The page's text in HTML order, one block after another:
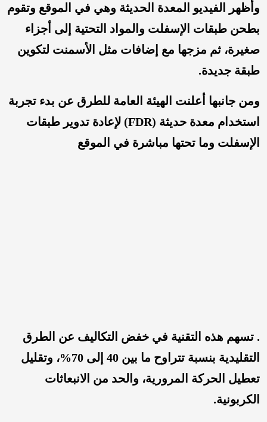
وأظهر الفيديو المعدة الحديثة وهي في الموقع وتقوم
بطحن طبقات الإسفلت والمواد التحتية إلى أجزاء
صغيرة، ثم مزجها مع إضافات مثل الأسمنت لتكوين
طبقة جديدة.
ومن جانبها أعلنت الهيئة العامة للطرق عن بدء تجربة
استخدام معدة حديثة (FDR) لإعادة تدوير طبقات
الإسفلت وما تحتها مباشرة في الموقع
. تسهم هذه التقنية في خفض التكاليف عن الطرق
التقليدية بنسبة تتراوح ما بين 40 إلى 70%، وتقليل
تعطيل الحركة المرورية، والحد من الانبعاثات
الكربونية.